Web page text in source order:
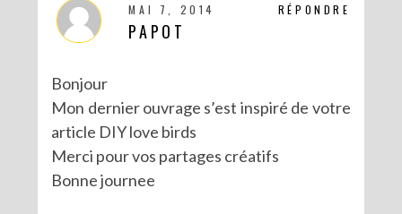
RÉPONDRE
MAI 7, 2014
PAPOT
Bonjour
Mon dernier ouvrage s’est inspiré de votre
article DIY love birds
Merci pour vos partages créatifs
Bonne journee